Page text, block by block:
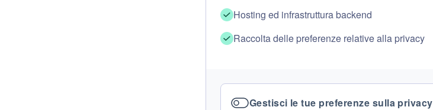
Hosting ed infrastruttura backend
Raccolta delle preferenze relative alla privacy
Gestisci le tue preferenze sulla privacy